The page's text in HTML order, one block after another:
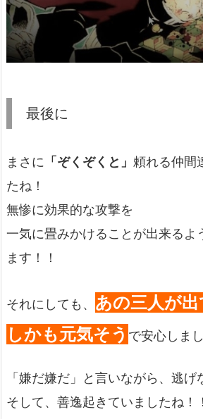
最後に
まさに 「ぞくぞくと」 頼れる仲間
たね！
無惨に効果的な攻撃を
一気に畳みかけることが出来るよ
ます！！
それにしても、 あの三人が出
しかも元気そう で安心しま
「嫌だ嫌だ」と言いながら、逃げ
そして、善逸起きていましたね！！